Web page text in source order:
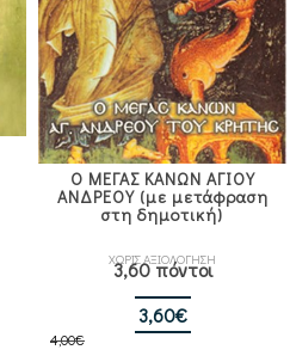
Ο ΜΕΓΑΣ ΚΑΝΩΝ ΑΓΙΟΥ
ΑΝΔΡΕΟΥ (με μετάφραση
στη δημοτική)
ΧΩΡΙΣ ΑΞΙΟΛΟΓΗΣΗ
3,60 πόντοι
4,00€
Original
price
3,60€
τρέχουσα